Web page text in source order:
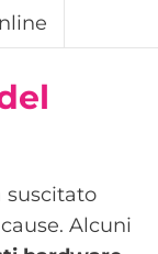
suscitato
Alcuni